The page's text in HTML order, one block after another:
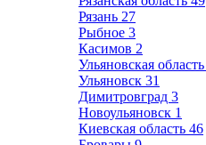
Рязань 27
Рыбное 3
Касимов 2
Ульяновская область
Ульяновск 31
Димитровград 3
Новоульяновск 1
Киевская область 46